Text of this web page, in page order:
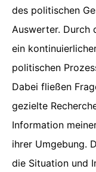
des politischen
Auswerter. Durch
ein
politischen
Dabei fließen
gezielte
Information
ihrer Umgebung.
die Situation und